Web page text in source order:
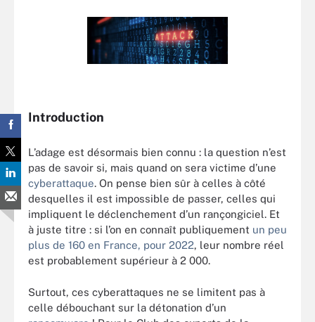
Introduction
L’adage est désormais bien connu : la question n’est
pas de savoir si, mais quand on sera victime d’une
cyberattaque. On pense bien sûr à celles à côté
desquelles il est impossible de passer, celles qui
impliquent le déclenchement d’un rançongiciel. Et
à juste titre : si l’on en connaît publiquement un peu
plus de 160 en France, pour 2022, leur nombre réel
est probablement supérieur à 2 000.
Surtout, ces cyberattaques ne se limitent pas à
celle débouchant sur la détonation d’un